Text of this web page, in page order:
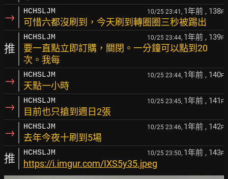
→ HCHSLJM 10/25 23:41, 1年前 , 138F
可惜六都沒刷到，今天刷到轉圈圈三秒被踢出
推
HCHSLJM 10/25 23:44, 1年前 , 139F
要一直點立即訂購，關閉。一分鐘可以點到20
次。我每
→ HCHSLJM 10/25 23:44, 1年前 , 140F
天點一小時
→ HCHSLJM 10/25 23:45, 1年前 , 141 F
目前也只搶到週日2張
→ HCHSLJM 10/25 23:46, 1年前 , 142F
去年今夜十刷到5場
推 HCHSLJM 10/25 23:50, 1年前 , 143F
https://i.imgur.com/IXS5y35.jpeg